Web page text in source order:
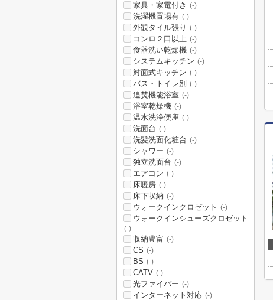
家具・家電付き (-)
洗濯機置場有 (-)
外観タイル張り (-)
コンロ２口以上 (-)
食器洗い乾燥機 (-)
システムキッチン (-)
対面式キッチン (-)
バス・トイレ別 (-)
追焚機能浴室 (-)
浴室乾燥機 (-)
温水洗浄便座 (-)
洗面台 (-)
洗髪洗面化粧台 (-)
シャワー (-)
独立洗面台 (-)
エアコン (-)
床暖房 (-)
床下収納 (-)
ウォークインクロゼット (-)
ウォークインシューズクロゼット
(-)
収納豊富 (-)
CS (-)
BS (-)
CATV (-)
光ファイバー (-)
インターネット対応 (-)